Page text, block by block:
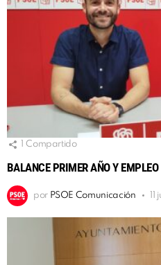
Compartido
BALANCE PRIMER AÑO Y
por PSOE Comunicación